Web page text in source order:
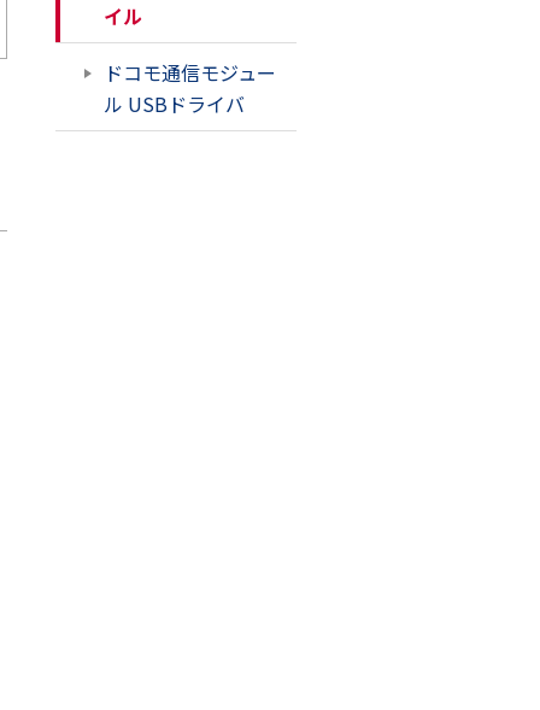
イル
ドコモ通信モジュー
ル USBドライバ